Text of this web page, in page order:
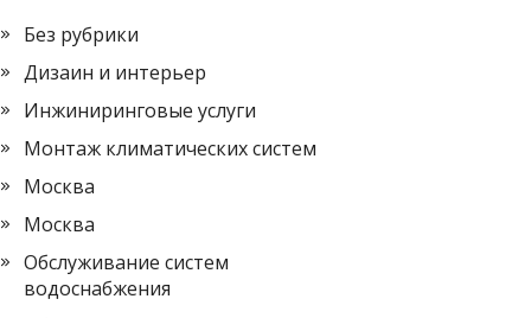
Без рубрики
Дизаин и интерьер
Инжиниринговые услуги
Монтаж климатических систем
Москва
Москва
Обслуживание систем
водоснабжения